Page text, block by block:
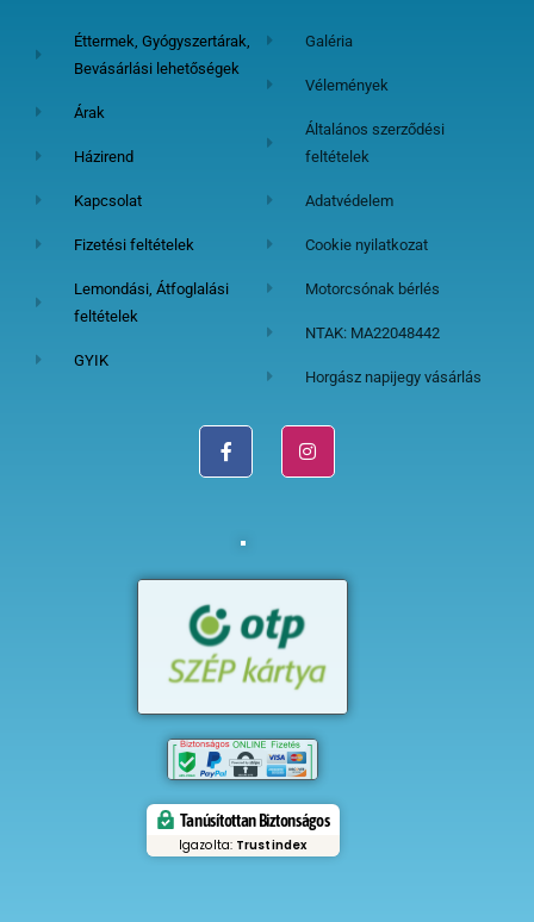
Éttermek, Gyógyszertárak,
Bevásárlási lehetőségek
Árak
Házirend
Kapcsolat
Fizetési feltételek
Lemondási, Átfoglalási
feltételek
GYIK
Galéria
Vélemények
Általános szerződési
feltételek
Adatvédelem
Cookie nyilatkozat
Motorcsónak bérlés
NTAK: MA22048442
Horgász napijegy vásárlás
Tanúsítottan Biztonságos
Igazolta: Trustindex